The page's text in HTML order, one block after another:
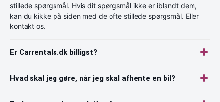
stillede spørgsmål. Hvis dit spørgsmål ikke er iblandt dem,
kan du kikke på siden med de ofte stillede spørgsmål. Eller
kontakt os.
Er Carrentals.dk billigst?
Hvad skal jeg gøre, når jeg skal afhente en bil?